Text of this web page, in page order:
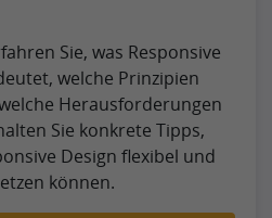
Sie, was Responsive
welche Prinzipien
Herausforderungen
Sie konkrete Tipps,
Design flexibel und
können.